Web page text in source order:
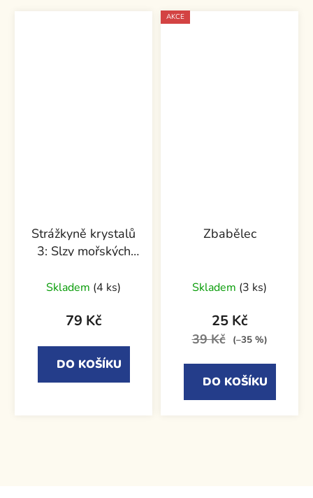
Strážkyně krystalů
3: Slzy mořských
Skladem (4 ks)
79 Kč
DO KOŠÍKU
AKCE
Zbabělec
Skladem (3 ks)
25 Kč
39 Kč (–35 %)
DO KOŠÍKU